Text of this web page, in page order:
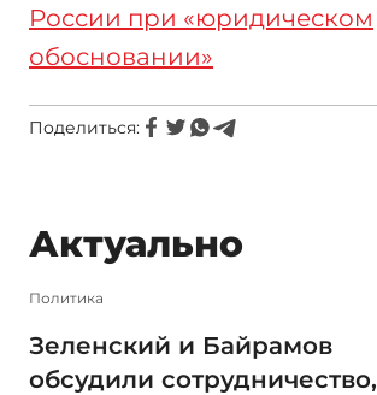
России при «юридическом
обосновании»
Поделиться:
Актуально
Политика
Зеленский и Байрамов
обсудили сотрудничество,